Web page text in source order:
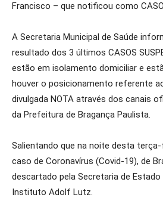
Francisco – que notificou como CASO
A Secretaria Municipal de Saúde
resultado dos 3 últimos CASOS
estão em isolamento domiciliar e
houver o posicionamento referente
divulgada NOTA através dos canais
da Prefeitura de Bragança Paulista.
Salientando que na noite desta
caso de Coronavírus (Covid-19), de
descartado pela Secretaria de Estado
Instituto Adolf Lutz.